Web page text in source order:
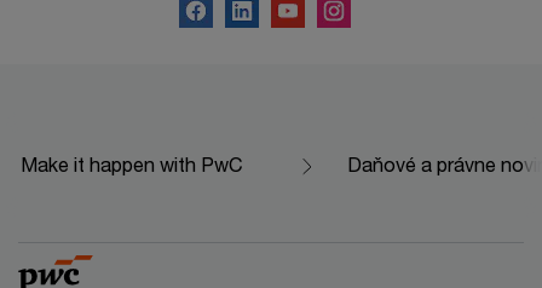
Make it happen with PwC Daňové a právne